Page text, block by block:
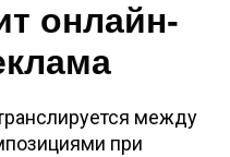
онлайн-
между
при